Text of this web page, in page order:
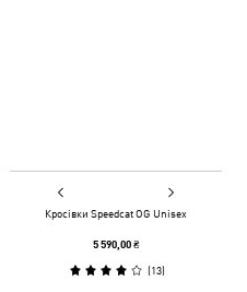
Кросівки Speedcat OG Unisex
5 590,00 ₴
(13)